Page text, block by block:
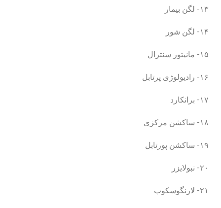
۱۳- لگن بیمار
۱۴- لگن شور
۱۵- مانیتور سنترال
۱۶- رادیولوژی پرتابل
۱۷- برانکارد
۱۸- ساکشن مرکزی
۱۹- ساکشن پورتابل
۲۰- نبولایزر
۲۱- لارنگوسکوپ